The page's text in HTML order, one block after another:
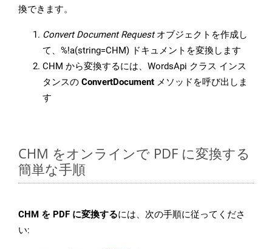
換できます。
Convert Document Requestオブジェクトを作成し
て、%!a(string=CHM) ドキュメントを変換します
CHM から変換するには、WordsApi クラス インス
タンスの ConvertDocument メソッドを呼び出しま
す
CHM をオンラインで PDF に変換する
簡単な手順
CHM を PDF に変換するには、次の手順に従ってくださ
い: